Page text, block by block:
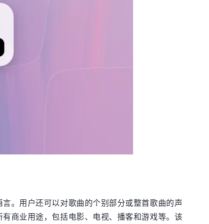
。用户还可以对歌曲的个别部分或整首歌曲的声
商业用途，包括电影、电视、播客和游戏等。该